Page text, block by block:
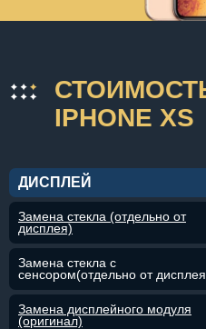
IPHONE XS
ДИСПЛЕЙ
Замена стекла (отдельно от
дисплея)
Замена стекла с
сенсором(отдельно от
Замена дисплейного модуля
(оригинал)